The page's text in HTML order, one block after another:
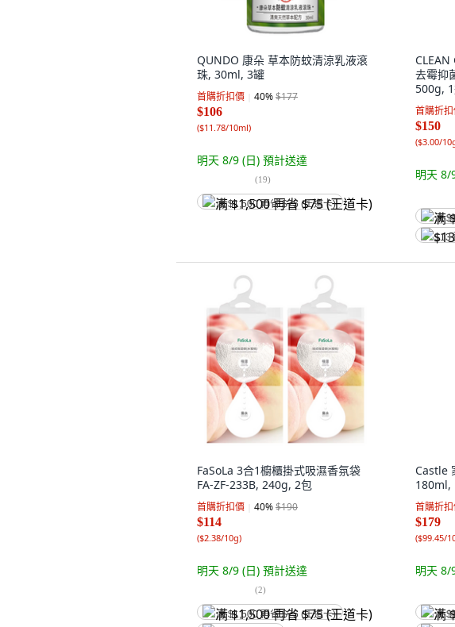
QUNDO 康朵 草本防蚊清涼乳液滾
珠, 30ml, 3罐
首購折扣價 40%$177
$106
($11.78/10ml)
明天 8/9 (日) 預計送達
(19)
满 $1,500 再省 $75 (王道卡)
去霉抑
500g,
首購折
$150
($3.00/
明天 8/
满
$13
FaSoLa 3合1櫥櫃掛式吸濕香氛袋
FA-ZF-233B, 240g, 2包
首購折扣價 40%$190
$114
($2.38/10g)
明天 8/9 (日) 預計送達
(2)
满 $1,500 再省 $75 (王道卡)
Castle
180ml,
首購折
$179
($99.45/
明天 8/
满